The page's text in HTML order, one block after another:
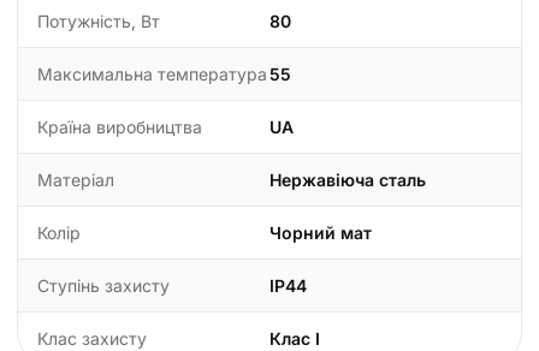
Потужність, Вт 80
Максимальна температура55
Країна виробництва UA
Матеріал Нержавіюча сталь
Колір Чорний мат
Ступінь захисту IP44
Клас захисту Клас I